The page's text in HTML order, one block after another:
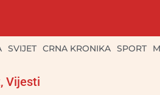
SVIJET CRNA KRONIKA SPORT
, Vijesti